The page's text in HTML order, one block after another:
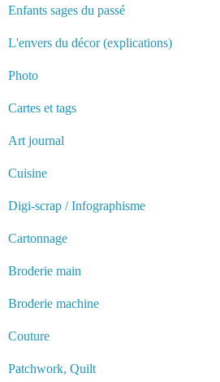
Enfants sages du passé
L'envers du décor (explications)
Photo
Cartes et tags
Art journal
Cuisine
Digi-scrap / Infographisme
Cartonnage
Broderie main
Broderie machine
Couture
Patchwork, Quilt